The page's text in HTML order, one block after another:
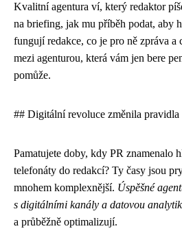
Kvalitní agentura ví, který redaktor
na briefing, jak mu příběh podat, aby
fungují redakce, co je pro ně zpráva
mezi agenturou, která vám jen bere
pomůže.
## Digitální revoluce změnila pravidla
Pamatujete doby, kdy PR znamenalo
telefonáty do redakcí? Ty časy jsou
mnohem komplexnější. Úspěšné
s digitálními kanály a datovou
a průběžně optimalizují.